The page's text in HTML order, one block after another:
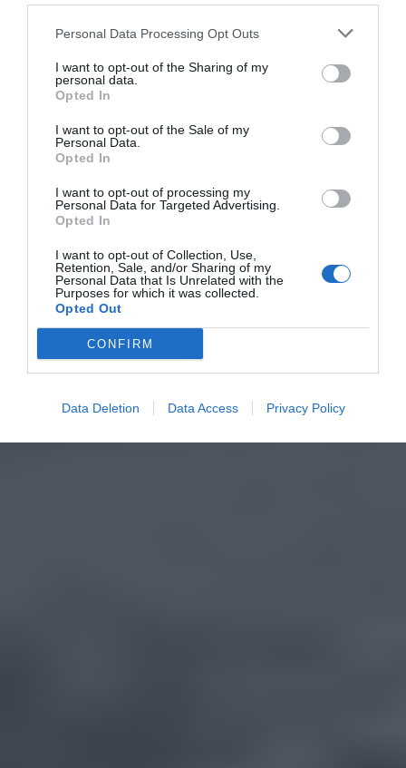
Personal Data Processing Opt Outs
I want to opt-out of the Sharing of my
personal data.
Opted In
I want to opt-out of the Sale of my
Personal Data.
Opted In
I want to opt-out of processing my
Personal Data for Targeted Advertising.
Opted In
I want to opt-out of Collection, Use,
Retention, Sale, and/or Sharing of my
Personal Data that Is Unrelated with the
Purposes for which it was collected.
Opted Out
CONFIRM
Data Deletion Data Access Privacy Policy